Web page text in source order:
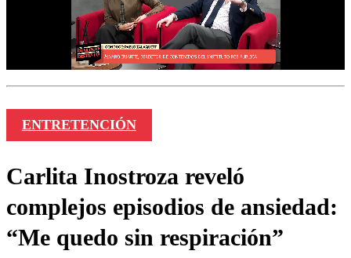
ENTRETENCIÓN
Carlita Inostroza reveló
complejos episodios de ansiedad:
“Me quedo sin respiración”